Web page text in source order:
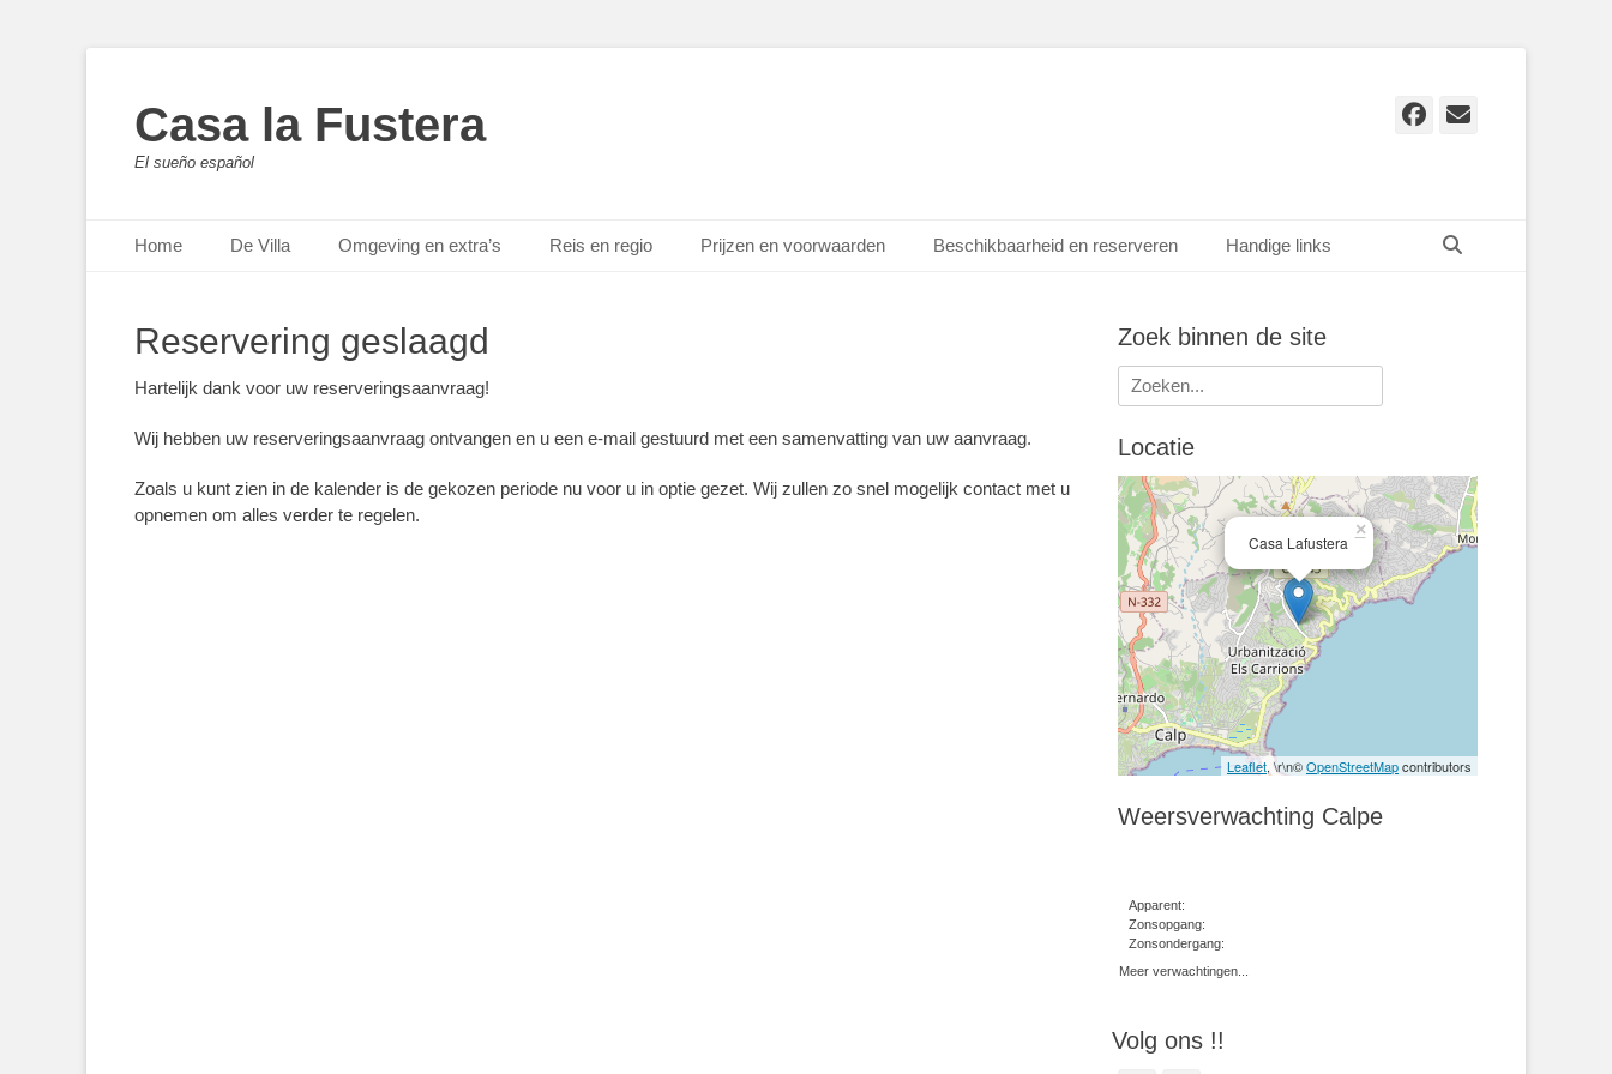
Casa la Fustera
El sueño español
Facebook
E-
Primair menu
naar
Home De Villa Omgeving en extra’s Reis en regio Prijzen en voorwaarden Beschikbaarheid en reserveren Handige links
Reservering geslaagd
Hartelijk dank voor uw reserveringsaanvraag!
Wij hebben uw reserveringsaanvraag ontvangen en u een e-mail gestuurd met een samenvatting van uw aanvraag.
Zoals u kunt zien in de kalender is de gekozen periode nu voor u in optie gezet. Wij zullen zo snel mogelijk contact met u
opnemen om alles verder te regelen.
Zoek binnen de site
Zoeken
naar:
Locatie
Casa Lafustera
×
Leaflet, \r\n©OpenStreetMapcontributors
Weersverwachting Calpe
Apparent:
Zonsopgang:
Zonsondergang:
Meer verwachtingen...
Volg ons !!